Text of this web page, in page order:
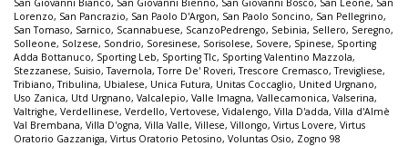
Lorenzo, San Pancrazio, San Paolo D'Argon, San Paolo Soncino, San Pellegrino,
San Tomaso, Sarnico, Scannabuese, ScanzoPedrengo, Sebinia, Sellero, Seregno,
Solleone, Solzese, Sondrio, Soresinese, Sorisolese, Sovere, Spinese, Sporting
Adda Bottanuco, Sporting Leb, Sporting Tlc, Sporting Valentino Mazzola,
Stezzanese, Suisio,Tavernola,Torre De' Roveri,Trescore Cremasco,Trevigliese,
Tribiano,Tribulina, Ubialese, Unica Futura, Unitas Coccaglio, United Urgnano,
Uso Zanica, Utd Urgnano, Valcalepio, Valle Imagna, Vallecamonica, Valserina,
Valtrighe, Verdellinese, Verdello, Vertovese, Vidalengo, Villa D'adda, Villa d'Almè
Val Brembana, Villa D'ogna, Villa Valle, Villese, Villongo, Virtus Lovere, Virtus
Oratorio Gazzaniga, Virtus Oratorio Petosino, Voluntas Osio, Zogno 98